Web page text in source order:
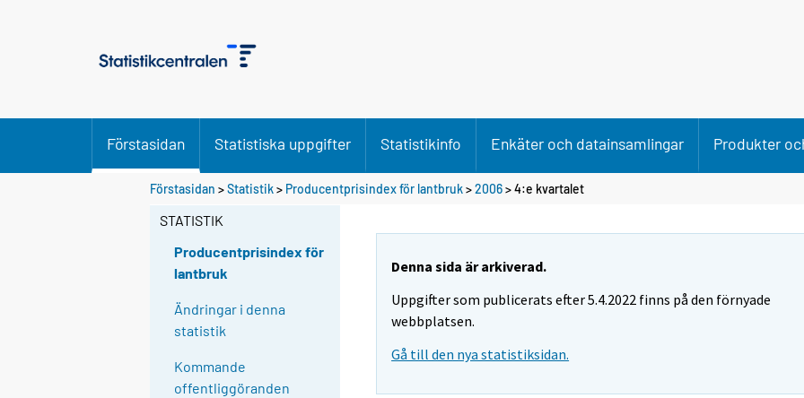
Förstasidan Statistiska uppgifter Statistikinfo Enkäter och datainsamlingar Produkter
Förstasidan >Statistik> Producentprisindex för lantbruk>2006>4:e kvartalet
STATISTIK
Producentprisindex för
lantbruk
Ändringar i denna
statistik
Kommande
offentliggöranden
Denna sida är arkiverad.
Uppgifter som publicerats efter 5.4.2022 finns på den förnyade
webbplatsen.
Gå till den nya statistiksidan.